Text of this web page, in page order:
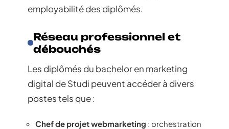
employabilité des diplômés.
Réseau professionnel et
débouchés
Les diplômés du bachelor en marketing
digital de Studi peuvent accéder à divers
postes tels que :
Chef de projet webmarketing : orchestration